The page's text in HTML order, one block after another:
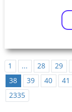
1 ... 28 29
38
39 40 41
2335